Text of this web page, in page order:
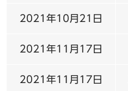
2021年10月21日
2021年11月17日
2021年11月17日